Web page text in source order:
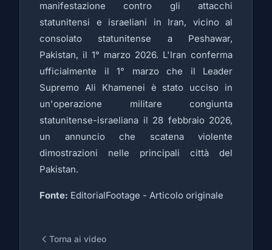
manifestazione contro gli attacchi
statunitensi e israeliani in Iran, vicino al
consolato statunitense a Peshawar,
Pakistan, il 1° marzo 2026. L'Iran conferma
ufficialmente il 1° marzo che il Leader
Supremo Ali Khamenei è stato ucciso in
un'operazione militare congiunta
statunitense-israeliana il 28 febbraio 2026,
un annuncio che scatena violente
dimostrazioni nelle principali città del
Pakistan.
Fonte: EditorialFootage - Articolo originale
Torna ai video